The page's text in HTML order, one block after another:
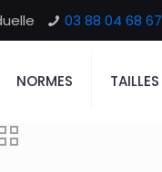
03 88 04 68 67
NORMES TAILLES